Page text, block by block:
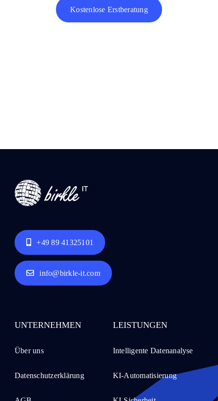
Kostenlose Erstberatung
+49 89 41325101
info@birkle-it.com
UNTERNEHMEN
Über uns
Datenschutzerklärung
LEISTUNGEN
Intelligente Datenanalyse
KI-Automatisierung